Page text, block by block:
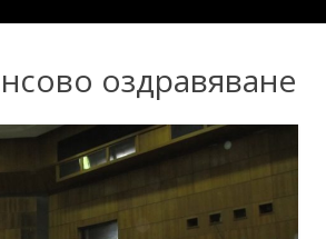
оздравяване